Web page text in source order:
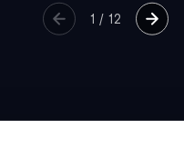
1 / 12